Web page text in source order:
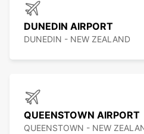
DUNEDIN AIRPORT
DUNEDIN - NEW ZEALAND
QUEENSTOWN AIRPORT
QUEENSTOWN - NEW